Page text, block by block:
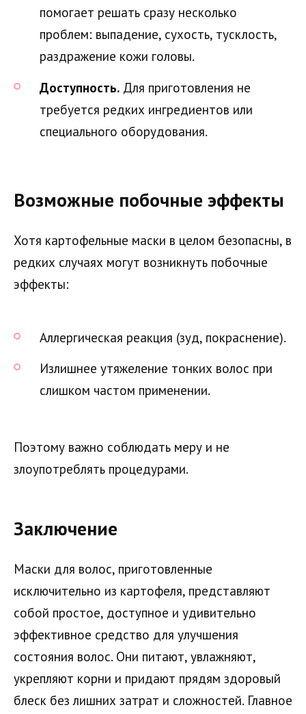
помогает решать сразу несколько
проблем: выпадение, сухость, тусклость,
раздражение кожи головы.
Доступность. Для приготовления не
требуется редких ингредиентов или
специального оборудования.
Возможные побочные эффекты
Хотя картофельные маски в целом безопасны, в
редких случаях могут возникнуть побочные
эффекты:
Аллергическая реакция (зуд, покраснение).
Излишнее утяжеление тонких волос при
слишком частом применении.
Поэтому важно соблюдать меру и не
злоупотреблять процедурами.
Заключение
Маски для волос, приготовленные
исключительно из картофеля, представляют
собой простое, доступное и удивительно
эффективное средство для улучшения
состояния волос. Они питают, увлажняют,
укрепляют корни и придают прядям здоровый
блеск без лишних затрат и сложностей. Главное